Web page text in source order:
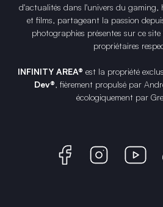
d'actualités dans l'univers du gaming,
et films, partageant la passion
photographies présentes sur ce
propriétaires
INFINITY AREA® est la propriété
Dev®, fièrement propulsé par
écologiquement par